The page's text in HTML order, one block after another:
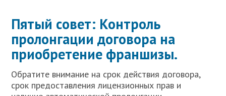
Пятый совет: Контроль
пролонгации договора на
приобретение франшизы.
Обратите внимание на срок действия договора,
срок предоставления лицензионных прав и